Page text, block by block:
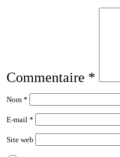
Commentaire *
Nom *
E-mail *
Site web